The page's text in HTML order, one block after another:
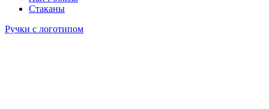
Стаканы
Ручки с логотипом